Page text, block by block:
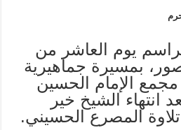
يوم العاشر من
بمسيرة جماهيرية
الإمام الحسين
انتهاء الشيخ خير
المصرع الحسيني.